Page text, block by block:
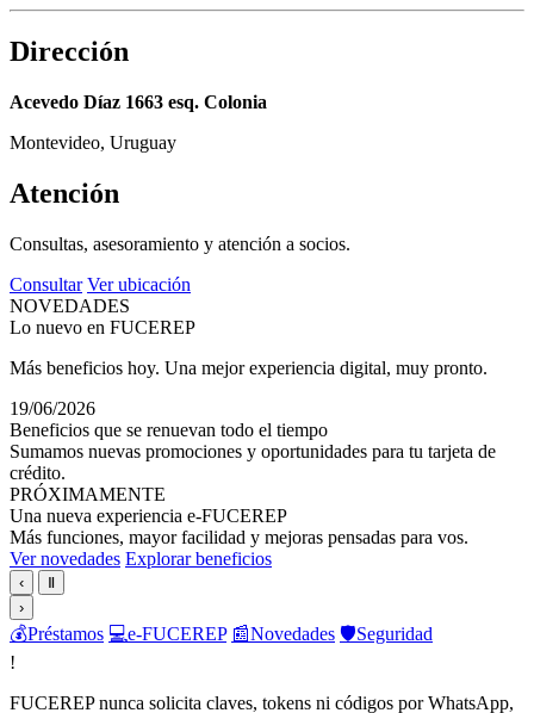
Dirección
Acevedo Díaz 1663 esq. Colonia
Montevideo, Uruguay
Atención
Consultas, asesoramiento y atención a socios.
Consultar Ver ubicación
NOVEDADES
Lo nuevo en FUCEREP
Más beneficios hoy. Una mejor experiencia digital, muy pronto.
19/06/2026
Beneficios que se renuevan todo el tiempo
Sumamos nuevas promociones y oportunidades para tu tarjeta de
crédito.
PRÓXIMAMENTE
Una nueva experiencia e-FUCEREP
Más funciones, mayor facilidad y mejoras pensadas para vos.
Ver novedades Explorar beneficios
‹
Ⅱ
›
💰Préstamos 💻e-FUCEREP 📰Novedades 🛡️Seguridad
!
FUCEREP nunca solicita claves, tokens ni códigos por WhatsApp,